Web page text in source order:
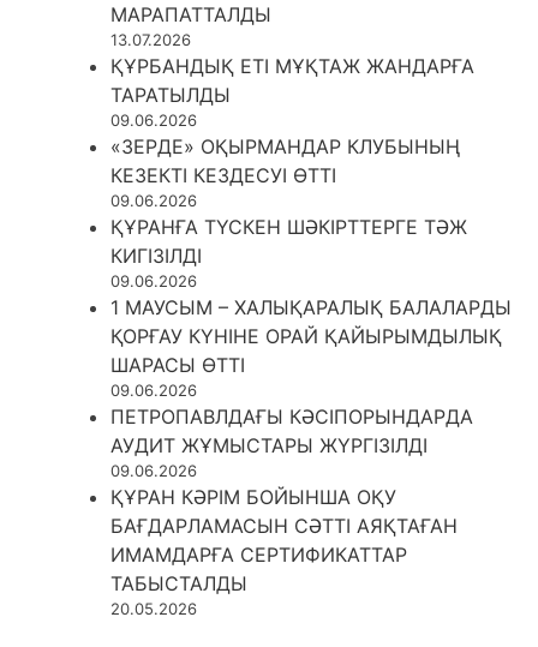
МАРАПАТТАЛДЫ
13.07.2026
ҚҰРБАНДЫҚ ЕТІ МҰҚТАЖ ЖАНДАРҒА
ТАРАТЫЛДЫ
09.06.2026
«ЗЕРДЕ» ОҚЫРМАНДАР КЛУБЫНЫҢ
КЕЗЕКТІ КЕЗДЕСУІ ӨТТІ
09.06.2026
ҚҰРАНҒА ТҮСКЕН ШӘКІРТТЕРГЕ ТӘЖ
КИГІЗІЛДІ
09.06.2026
1 МАУСЫМ – ХАЛЫҚАРАЛЫҚ БАЛАЛАРДЫ
ҚОРҒАУ КҮНІНЕ ОРАЙ ҚАЙЫРЫМДЫЛЫҚ
ШАРАСЫ ӨТТІ
09.06.2026
ПЕТРОПАВЛДАҒЫ КӘСІПОРЫНДАРДА
АУДИТ ЖҰМЫСТАРЫ ЖҮРГІЗІЛДІ
09.06.2026
ҚҰРАН КӘРІМ БОЙЫНША ОҚУ
БАҒДАРЛАМАСЫН СӘТТІ АЯҚТАҒАН
ИМАМДАРҒА СЕРТИФИКАТТАР
ТАБЫСТАЛДЫ
20.05.2026